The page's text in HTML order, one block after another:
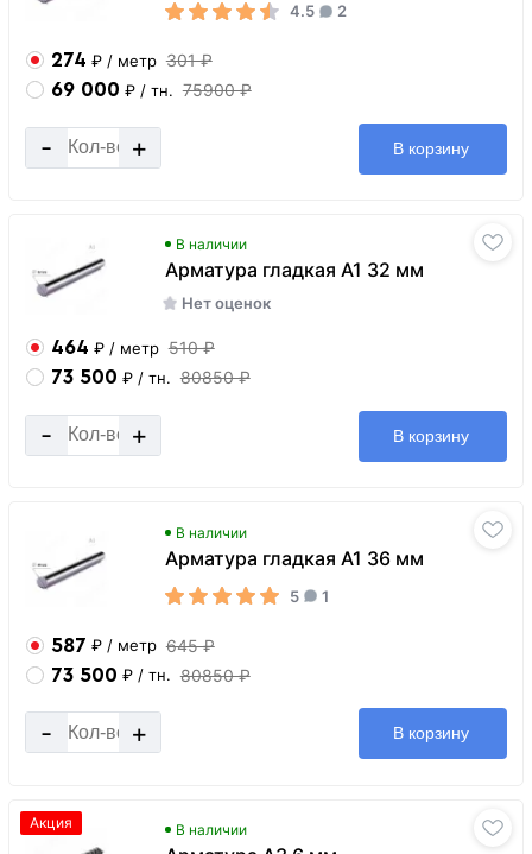
4.5 2
274 ₽ / метр 301 ₽
69 000 ₽ / тн. 75900 ₽
- + В корзину
В наличии
Арматура гладкая А1 32 мм
Нет оценок
464 ₽ / метр 510 ₽
73 500 ₽ / тн. 80850 ₽
- + В корзину
В наличии
Арматура гладкая А1 36 мм
5 1
587 ₽ / метр 645 ₽
73 500 ₽ / тн. 80850 ₽
- + В корзину
В наличии
Акция